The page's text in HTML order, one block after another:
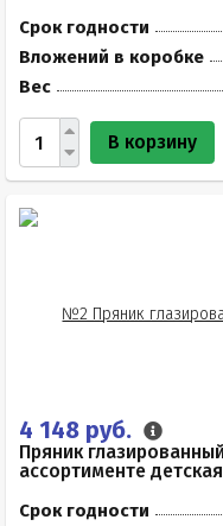
Срок годности
Вложений в коробке
Вес
В корзину
4 148 руб.
Пряник
ассортименте
Срок годности